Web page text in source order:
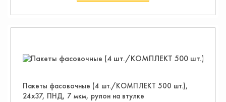
Пакеты фасовочные (4 шт./КОМПЛЕКТ 500 шт.),
24x37, ПНД, 7 мкм, рулон на втулке